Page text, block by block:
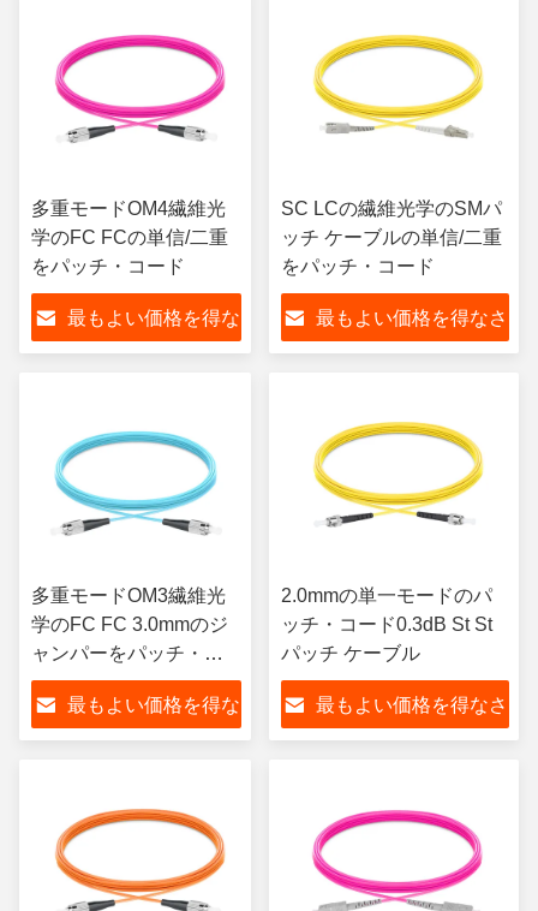
多重モードOM4繊維光
学のFC FCの単信/二重
をパッチ・コード
最もよい価格を得な
SC LCの繊維光学のSMパ
ッチ ケーブルの単信/二重
をパッチ・コード
最もよい価格を得なさ
多重モードOM3繊維光
学のFC FC 3.0mmのジ
ャンパーをパッチ・コ
ード
最もよい価格を得な
2.0mmの単一モードのパ
ッチ・コード0.3dB St St
パッチ ケーブル
最もよい価格を得なさ